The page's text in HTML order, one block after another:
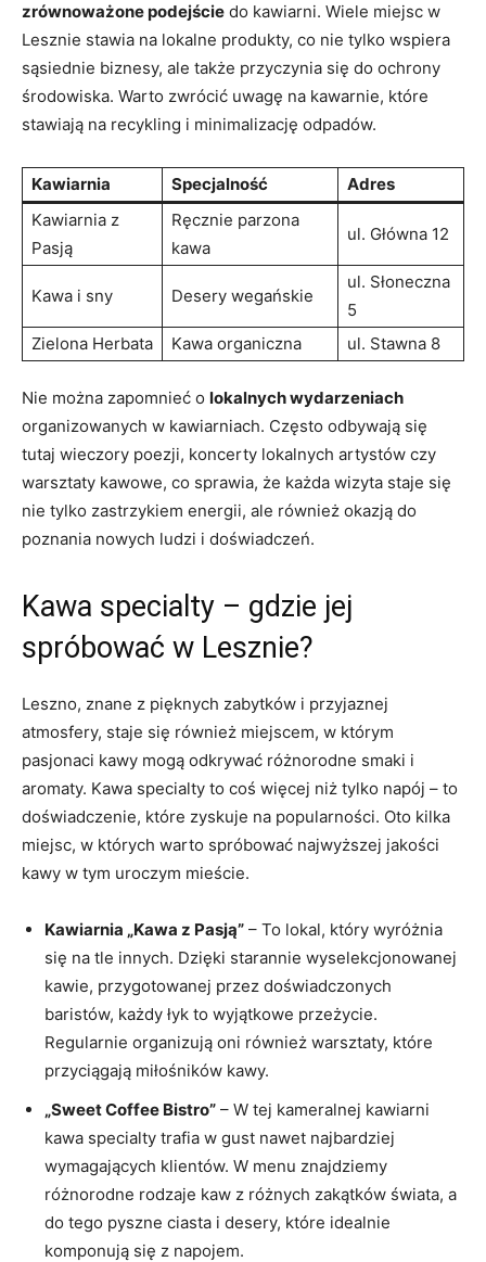
zrównoważone podejście do kawiarni. Wiele miejsc w
Lesznie stawia na lokalne produkty, co nie tylko wspiera
sąsiednie biznesy, ale także przyczynia się do ochrony
środowiska. Warto zwrócić uwagę na kawarnie, które
stawiają na recykling i minimalizację odpadów.
Kawiarnia Specjalność
Adres
Kawiarnia z
Pasją
Ręcznie parzona
kawa
ul. Główna 12
Kawa i sny Desery wegańskie
ul. Słoneczna
5
Zielona Herbata
Kawa organiczna ul. Stawna 8
Nie można zapomnieć o lokalnych wydarzeniach
organizowanych w kawiarniach. Często odbywają się
tutaj wieczory poezji, koncerty lokalnych artystów czy
warsztaty kawowe, co sprawia, że każda wizyta staje się
nie tylko zastrzykiem energii, ale również okazją do
poznania nowych ludzi i doświadczeń.
Kawa specialty – gdzie jej
spróbować w Lesznie?
Leszno, znane z pięknych zabytków i przyjaznej
atmosfery, staje się również miejscem, w którym
pasjonaci kawy mogą odkrywać różnorodne smaki i
aromaty. Kawa specialty to coś więcej niż tylko napój – to
doświadczenie, które zyskuje na popularności. Oto kilka
miejsc, w których warto spróbować najwyższej jakości
kawy w tym uroczym mieście.
Kawiarnia „Kawa z Pasją” – To lokal, który wyróżnia
się na tle innych. Dzięki starannie wyselekcjonowanej
kawie, przygotowanej przez doświadczonych
baristów, każdy łyk to wyjątkowe przeżycie.
Regularnie organizują oni również warsztaty, które
przyciągają miłośników kawy.
„Sweet Coffee Bistro” – W tej kameralnej kawiarni
kawa specialty trafia w gust nawet najbardziej
wymagających klientów. W menu znajdziemy
różnorodne rodzaje kaw z różnych zakątków świata, a
do tego pyszne ciasta i desery, które idealnie
komponują się z napojem.